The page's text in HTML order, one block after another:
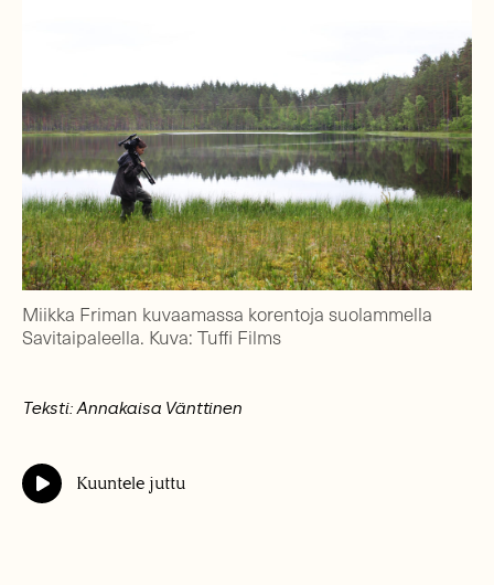
Miikka Friman kuvaamassa korentoja suolammella
Savitaipaleella. Kuva: Tuffi Films
Teksti: Annakaisa Vänttinen
Kuuntele juttu